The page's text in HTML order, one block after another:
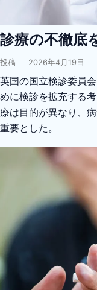
診療の不徹底
投稿 ｜ 2026年4月19日
英国の国立検診委員
めに検診を拡充する
療は目的が異なり、
重要とした。